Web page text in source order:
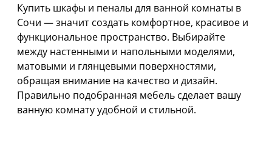
Купить шкафы и пеналы для ванной комнаты в
Сочи — значит создать комфортное, красивое и
функциональное пространство. Выбирайте
между настенными и напольными моделями,
матовыми и глянцевыми поверхностями,
обращая внимание на качество и дизайн.
Правильно подобранная мебель сделает вашу
ванную комнату удобной и стильной.